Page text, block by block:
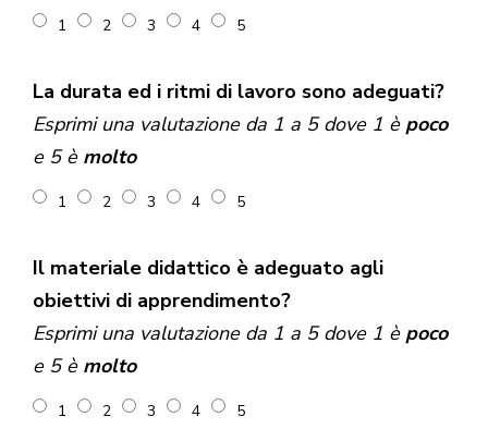
1 2 3 4 5
La durata ed i ritmi di lavoro sono adeguati?
Esprimi una valutazione da 1 a 5 dove 1 è poco
e 5 è molto
1 2 3 4 5
Il materiale didattico è adeguato agli
obiettivi di apprendimento?
Esprimi una valutazione da 1 a 5 dove 1 è poco
e 5 è molto
1 2 3 4 5